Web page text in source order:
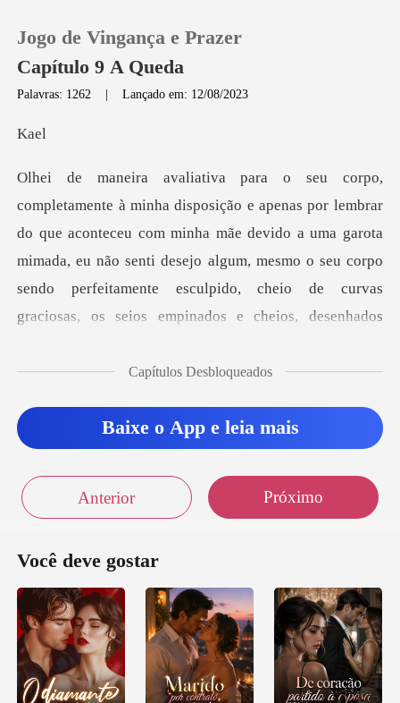
Loja
Histórico
Sair
Jogo de Vingança e Prazer
Capítulo 9 A Queda
Palavras: 1262 |Lançado em: 12/08/2023
a
eu com minha mãe devido a uma garota
mimada, eu não senti desejo algum, mesmo o seu corpo
sendo perfeitamente escu
Capítulos Desbloqueados
Baixe o App e leia mais
Anterior Próximo
Você deve gostar